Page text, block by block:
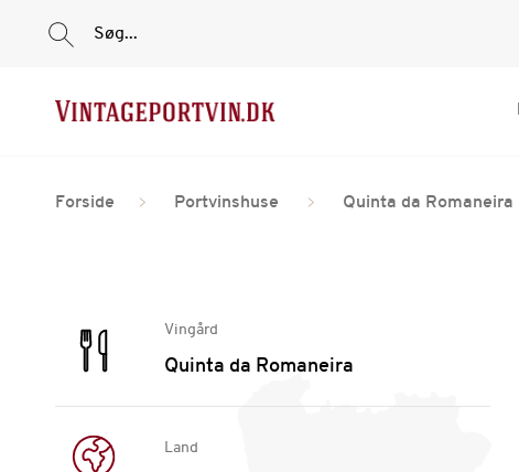
Søg...
Forside Portvinshuse Quinta da Romaneira
Vingård
Quinta da Romaneira
Land